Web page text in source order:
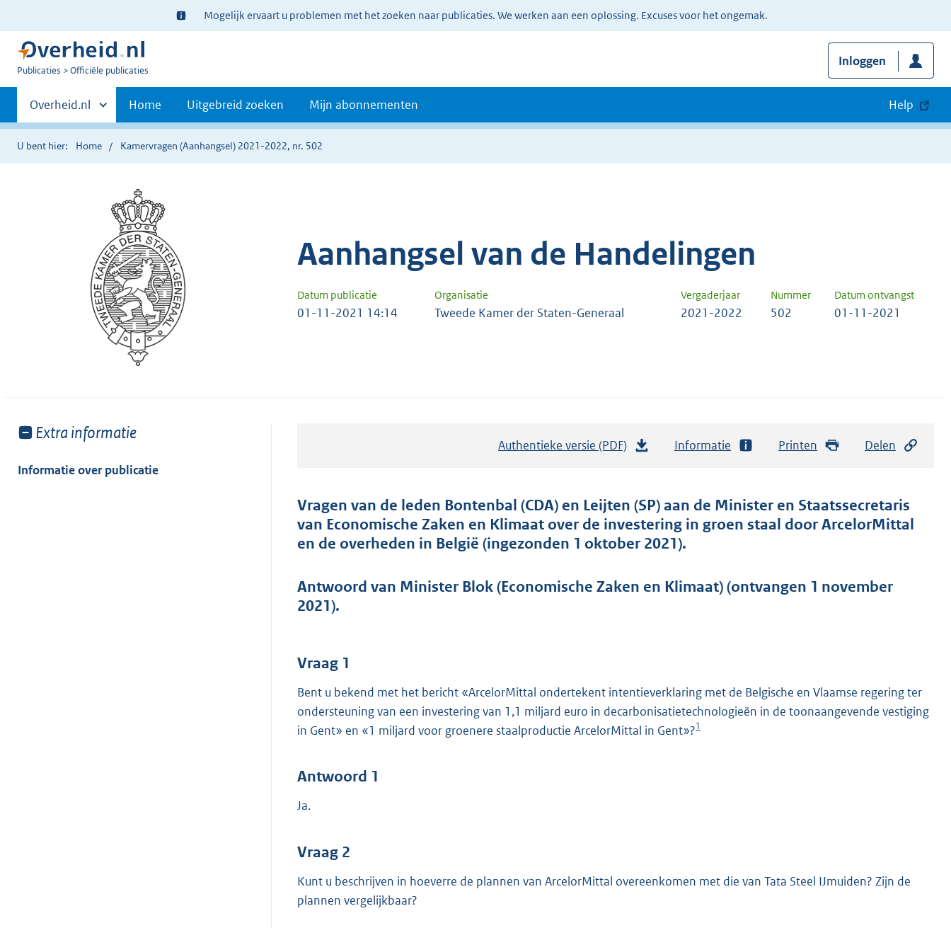
Ter
informatie:
Mogelijk ervaart u problemen met het zoeken naar publicaties. We werken aan een oplossing. Excuses voor het ongemak.
U
Publicaties Officiële publicaties
Inloggen
Primaire
navigatie
Andere
sites
binnen
Overheid.nl Home Uitgebreid zoeken Mijn abonnementen Help
U bent hier: Home Kamervragen (Aanhangsel) 2021-2022, nr. 502
Aanhangsel van de Handelingen
Datum publicatie Organisatie Vergaderjaar Nummer Datum ontvangst
01-11-2021 14:14 Tweede Kamer der Staten-Generaal 2021-2022 502 01-11-2021
Toon
van:
Extra informatie
Informatie over publicatie
Authentieke versie (PDF)
t
a
n
t
e
:
Informatie Printen Delen
Vragen van de leden Bontenbal (CDA) en Leijten (SP) aan de Minister en Staatssecretaris
van Economische Zaken en Klimaat over de investering in groen staal door ArcelorMittal
en de overheden in België (ingezonden 1 oktober 2021).
Antwoord van Minister Blok (Economische Zaken en Klimaat) (ontvangen 1 november
2021).
Vraag 1
Bent u bekend met het bericht «ArcelorMittal ondertekent intentieverklaring met de Belgische en Vlaamse regering ter
ondersteuning van een investering van 1,1 miljard euro in decarbonisatietechnologieën in de toonaangevende vestiging
in Gent» en «1 miljard voor groenere staalproductie ArcelorMittal in Gent»?1
Antwoord 1
Ja.
Vraag 2
Kunt u beschrijven in hoeverre de plannen van ArcelorMittal overeenkomen met die van Tata Steel IJmuiden? Zijn de
plannen vergelijkbaar?